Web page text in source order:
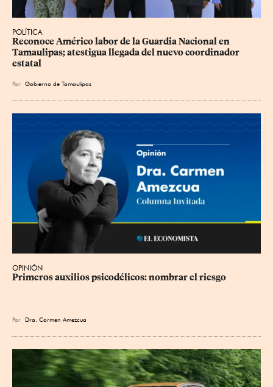
POLÍTICA
Reconoce Américo labor de la Guardia Nacional en
Tamaulipas; atestigua llegada del nuevo coordinador
estatal
Por Gobierno de Tamaulipas
OPINIÓN
Primeros auxilios psicodélicos: nombrar el riesgo
Por Dra. Carmen Amezcua